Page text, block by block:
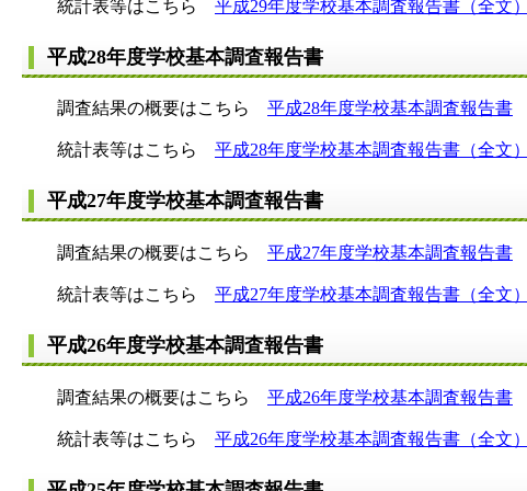
統計表等はこちら 平成29年度学校基本調査報告書（全文）
平成28年度学校基本調査報告書
調査結果の概要はこちら 平成28年度学校基本調査報告書
統計表等はこちら 平成28年度学校基本調査報告書（全文）
平成27年度学校基本調査報告書
調査結果の概要はこちら 平成27年度学校基本調査報告書
統計表等はこちら 平成27年度学校基本調査報告書（全文）
平成26年度学校基本調査報告書
調査結果の概要はこちら 平成26年度学校基本調査報告書
統計表等はこちら 平成26年度学校基本調査報告書（全文）